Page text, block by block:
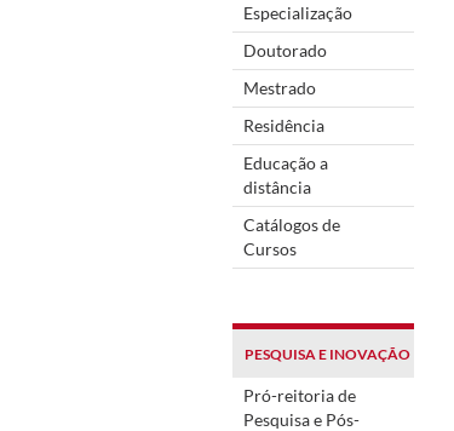
Especialização
Doutorado
Mestrado
Residência
Educação a
distância
Catálogos de
Cursos
PESQUISA E INOVAÇÃO
Pró-reitoria de
Pesquisa e Pós-